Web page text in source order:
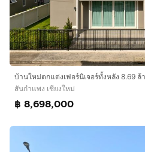
สันกำแพง เชียงใหม่
฿ 8,698,000